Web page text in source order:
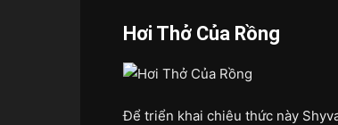
Hơi Thở Của Rồng
Để triển khai chiêu thức này